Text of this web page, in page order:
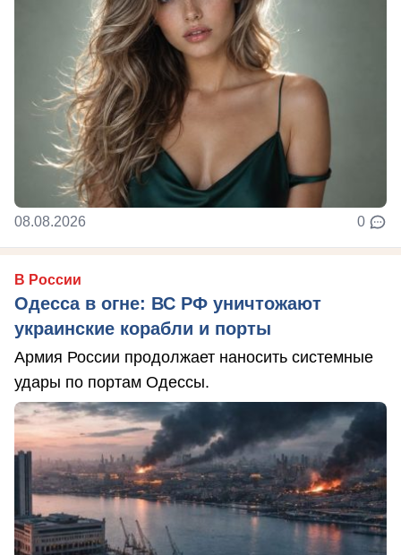
08.08.2026 0
В России
Одесса в огне: ВС РФ уничтожают
украинские корабли и порты
Армия России продолжает наносить системные
удары по портам Одессы.